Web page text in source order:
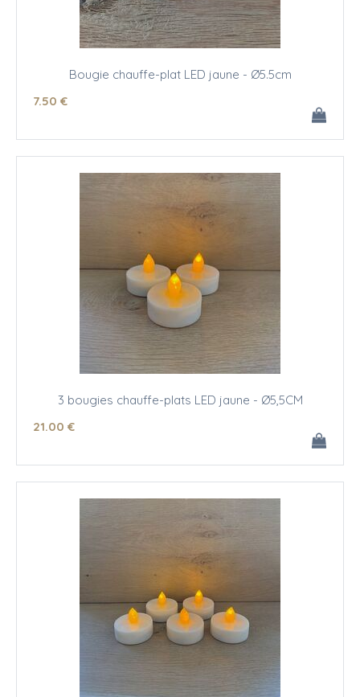
Bougie chauffe-plat LED jaune - Ø5.5cm
7.50 €
3 bougies chauffe-plats LED jaune - Ø5,5CM
21.00 €